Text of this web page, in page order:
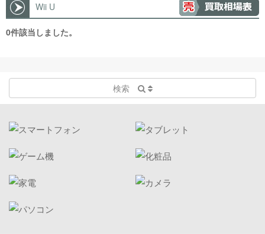
Wii U
0件該当しました。
検索